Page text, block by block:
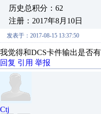
历史总积分：62
注册：2017年8月10日
发表于：2017-08-15 13:37:50
我觉得和DCS卡件输出是否
回复 引用 举报
Ctj